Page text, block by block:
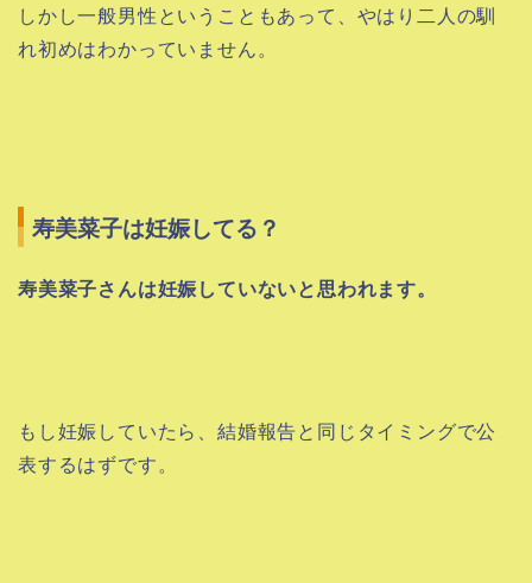
しかし一般男性ということもあって、やはり二人の馴
れ初めはわかっていません。
寿美菜子は妊娠してる？
寿美菜子さんは妊娠していないと思われます。
もし妊娠していたら、結婚報告と同じタイミングで公
表するはずです。